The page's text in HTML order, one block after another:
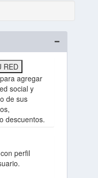
RED
agregar
social y
de sus
descuentos.
perfil